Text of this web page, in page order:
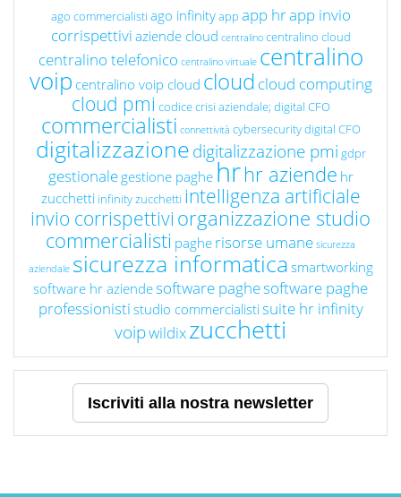
ago commercialisti ago infinityapp app hrapp invio
corrispettivi aziende cloud centralino centralino cloud
centralino telefonico centralino virtuale centralino
voip centralino voip cloud cloud cloud computing
cloud pmi codice crisi aziendale; digital CFO
commercialisti connettività cybersecuritydigital CFO
digitalizzazionedigitalizzazione pmi gdpr
gestionale gestione paghe hrhr aziende hr
zucchetti infinity zucchetti intelligenza artificiale
invio corrispettivi organizzazione studio
commercialisti paghe risorse umane sicurezza
aziendale sicurezza informatica smartworking
software hr aziendesoftware paghesoftware paghe
professionisti studio commercialisti suite hr infinity
voipwildixzucchetti
Iscriviti alla nostra newsletter